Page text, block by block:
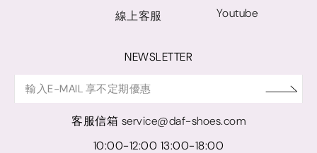
線上客服
Youtube
NEWSLETTER
客服信箱 service@daf-shoes.com
10:00-12:00 13:00-18:00